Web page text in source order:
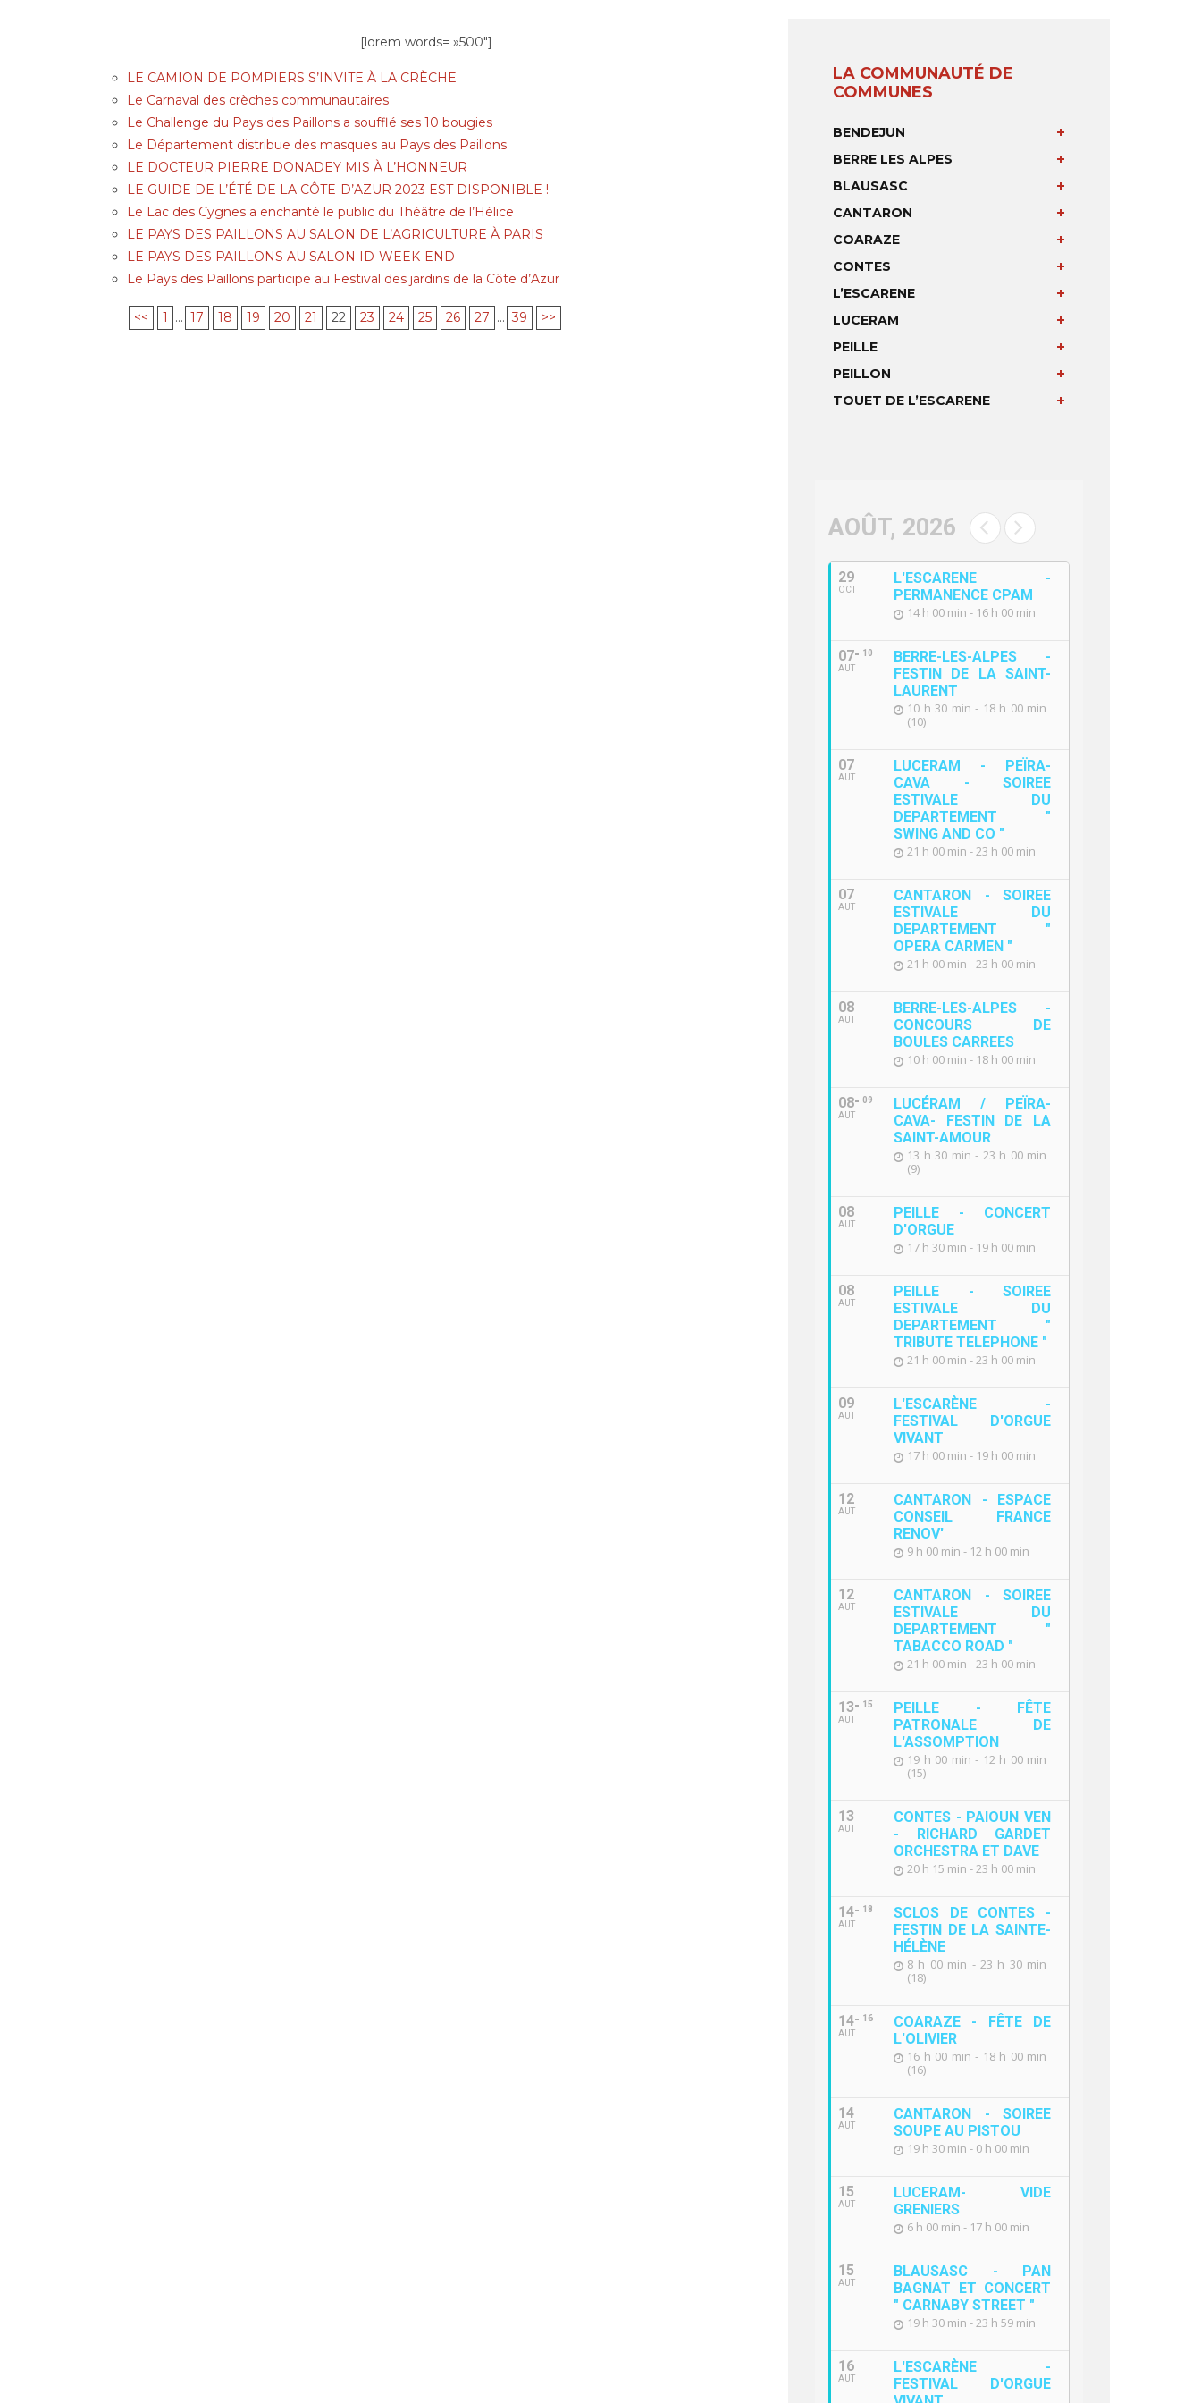
[lorem words= »500″]
LE CAMION DE POMPIERS S’INVITE À LA CRÈCHE
Le Carnaval des crèches communautaires
Le Challenge du Pays des Paillons a soufflé ses 10 bougies
Le Département distribue des masques au Pays des Paillons
LE DOCTEUR PIERRE DONADEY MIS À L’HONNEUR
LE GUIDE DE L’ÉTÉ DE LA CÔTE-D’AZUR 2023 EST DISPONIBLE !
Le Lac des Cygnes a enchanté le public du Théâtre de l’Hélice
LE PAYS DES PAILLONS AU SALON DE L’AGRICULTURE À PARIS
LE PAYS DES PAILLONS AU SALON ID-WEEK-END
Le Pays des Paillons participe au Festival des jardins de la Côte d’Azur
<< 1 ... 17 18 19 20 21 22 23 24 25 26 27 ... 39 >>
LA COMMUNAUTÉ DE
COMMUNES
BENDEJUN
BERRE LES ALPES
BLAUSASC
CANTARON
COARAZE
CONTES
L’ESCARENE
LUCERAM
PEILLE
PEILLON
TOUET DE L’ESCARENE
AOÛT, 2026
29
OCT
L'ESCARENE -
PERMANENCE CPAM
14 h 00 min - 16 h 00 min
07
AUT
10
BERRE-LES-ALPES -
FESTIN DE LA SAINT-
LAURENT
10 h 30 min - 18 h 00 min
(10)
07
AUT
LUCERAM - PEÏRA-
CAVA - SOIREE
ESTIVALE DU
DEPARTEMENT "
SWING AND CO "
21 h 00 min - 23 h 00 min
07
AUT
CANTARON - SOIREE
ESTIVALE DU
DEPARTEMENT "
OPERA CARMEN "
21 h 00 min - 23 h 00 min
08
AUT
BERRE-LES-ALPES -
CONCOURS DE
BOULES CARREES
10 h 00 min - 18 h 00 min
08
AUT
09
LUCÉRAM / PEÏRA-
CAVA- FESTIN DE LA
SAINT-AMOUR
13 h 30 min - 23 h 00 min
(9)
08
AUT
PEILLE - CONCERT
D'ORGUE
17 h 30 min - 19 h 00 min
08
AUT
PEILLE - SOIREE
ESTIVALE DU
DEPARTEMENT "
TRIBUTE TELEPHONE "
21 h 00 min - 23 h 00 min
09
AUT
L'ESCARÈNE -
FESTIVAL D'ORGUE
VIVANT
17 h 00 min - 19 h 00 min
12
AUT
CANTARON - ESPACE
CONSEIL FRANCE
RENOV'
9 h 00 min - 12 h 00 min
12
AUT
CANTARON - SOIREE
ESTIVALE DU
DEPARTEMENT "
TABACCO ROAD "
21 h 00 min - 23 h 00 min
13
AUT
15
PEILLE - FÊTE
PATRONALE DE
L'ASSOMPTION
19 h 00 min - 12 h 00 min
(15)
13
AUT
CONTES - PAIOUN VEN
- RICHARD GARDET
ORCHESTRA ET DAVE
20 h 15 min - 23 h 00 min
14
AUT
18
SCLOS DE CONTES -
FESTIN DE LA SAINTE-
HÉLÈNE
8 h 00 min - 23 h 30 min
(18)
14
AUT
16
COARAZE - FÊTE DE
L'OLIVIER
16 h 00 min - 18 h 00 min
(16)
14
AUT
CANTARON - SOIREE
SOUPE AU PISTOU
19 h 30 min - 0 h 00 min
15
AUT
LUCERAM- VIDE
GRENIERS
6 h 00 min - 17 h 00 min
15
AUT
BLAUSASC - PAN
BAGNAT ET CONCERT
" CARNABY STREET "
19 h 30 min - 23 h 59 min
16
AUT
L'ESCARÈNE -
FESTIVAL D'ORGUE